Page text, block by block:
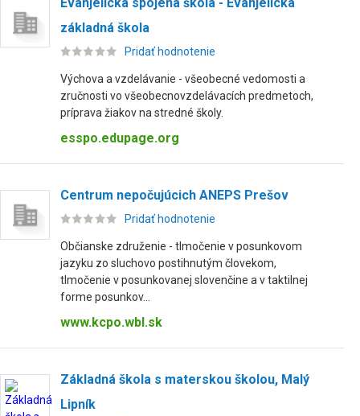
základná škola
Pridať hodnotenie
Výchova a vzdelávanie - všeobecné vedomosti a
zručnosti vo všeobecnovzdelávacích predmetoch,
príprava žiakov na stredné školy.
esspo.edupage.org
Centrum nepočujúcich ANEPS Prešov
Pridať hodnotenie
Občianske združenie - tlmočenie v posunkovom
jazyku zo sluchovo postihnutým človekom,
tlmočenie v posunkovanej slovenčine a v taktilnej
forme posunkov...
www.kcpo.wbl.sk
Základná škola s materskou školou, Malý
Lipník